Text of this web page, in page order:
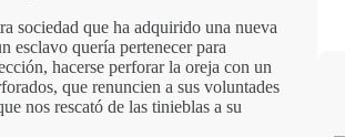
sociedad que ha adquirido una nueva
esclavo quería pertenecer para
hacerse perforar la oreja con un
que renuncien a sus voluntades
nos rescató de las tinieblas a su